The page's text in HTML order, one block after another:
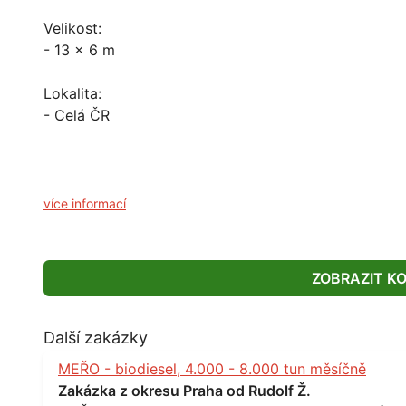
Velikost:
- 13 x 6 m
Lokalita:
- Celá ČR
více informací
ZOBRAZIT
Další zakázky
MEŘO - biodiesel, 4.000 - 8.000 tun měsíčně
Zakázka z okresu Praha od Rudolf Ž.